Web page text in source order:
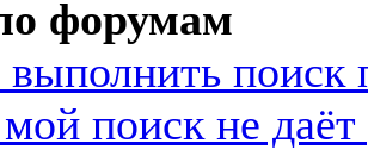
форумам
поиск не даёт